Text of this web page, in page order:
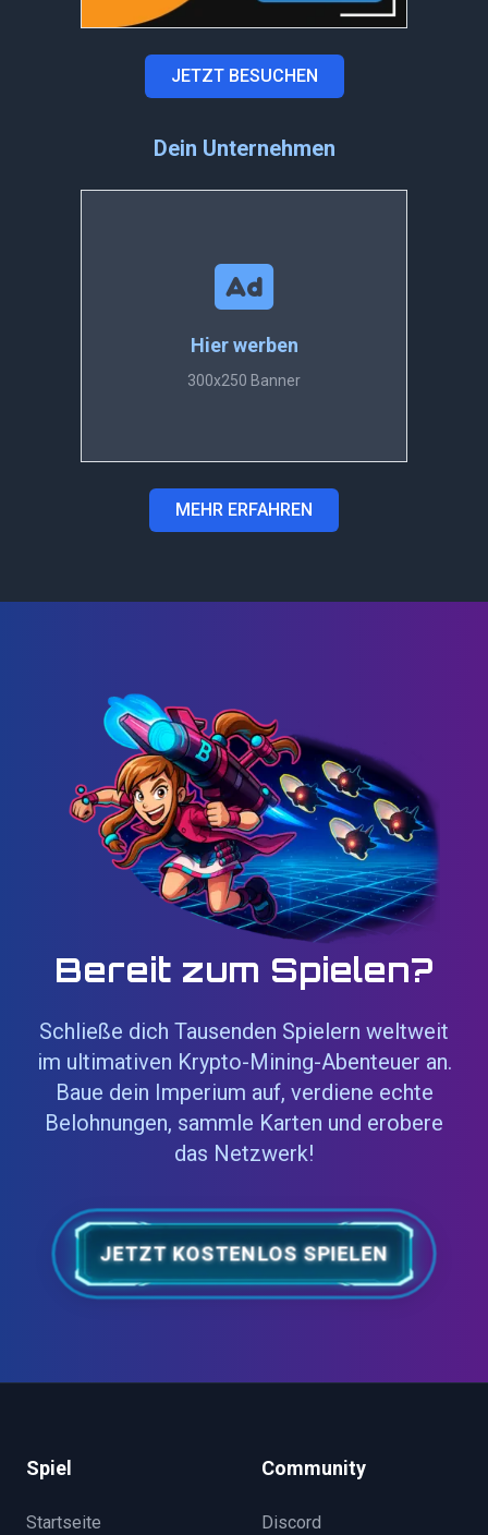
JETZT BESUCHEN
Dein Unternehmen
Hier werben
300x250 Banner
MEHR ERFAHREN
Bereit zum Spielen?
Schließe dich Tausenden Spielern weltweit
im ultimativen Krypto-Mining-Abenteuer an.
Baue dein Imperium auf, verdiene echte
Belohnungen, sammle Karten und erobere
das Netzwerk!
JETZT KOSTENLOS SPIELEN
Spiel
Startseite
Community
Discord